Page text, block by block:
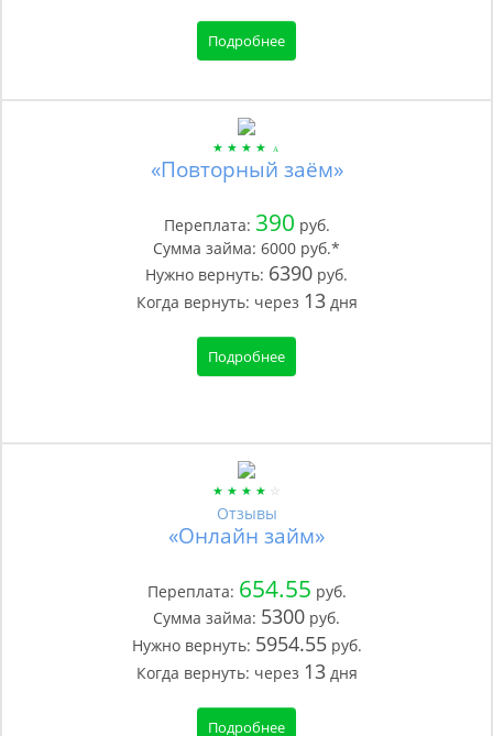
Подробнее
«Повторный заём»
Переплата: 390 руб.
Сумма займа: 6000 руб.*
Нужно вернуть: 6390 руб.
Когда вернуть: через 13дня
Подробнее
Отзывы
«Онлайн займ»
Переплата: 654.55 руб.
Сумма займа: 5300 руб.
Нужно вернуть: 5954.55руб.
Когда вернуть: через 13дня
Подробнее